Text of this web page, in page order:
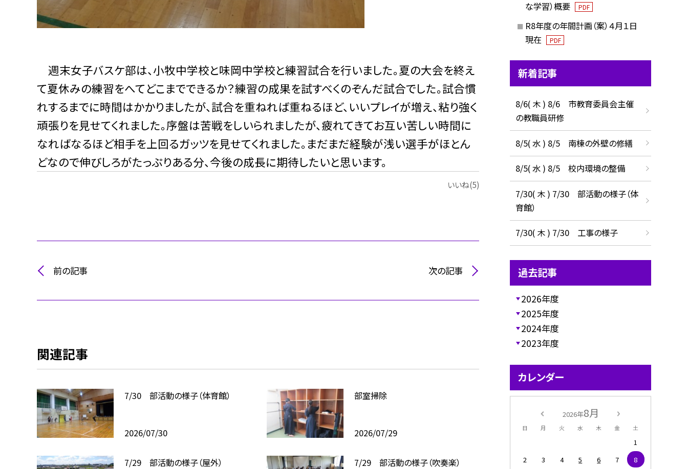
週末女子バスケ部は、小牧中学校と味岡中学校と練習試合を行いました。夏の大会を終え
て夏休みの練習をへてどこまでできるか？練習の成果を試すべくのぞんだ試合でした。試合慣
れするまでに時間はかかりましたが、試合を重ねれば重ねるほど、いいプレイが増え、粘り強く
頑張りを見せてくれました。序盤は苦戦をしいられましたが、疲れてきてお互い苦しい時間に
なればなるほど相手を上回るガッツを見せてくれました。まだまだ経験が浅い選手がほとん
どなので伸びしろがたっぷりある分、今後の成長に期待したいと思います。
いいね(5)
前の記事 次の記事
関連記事
7/30 部活動の様子（体育館）
2026/07/30
部室掃除
2026/07/29
7/29 部活動の様子（屋外） 7/29 部活動の様子（吹奏楽）
な学習）概要
PDF
R8年度の年間計画（案）４月１日
現在
PDF
新着記事
8/6( 木 ) 8/6 市教育委員会主催
の教職員研修
8/5( 水 ) 8/5 南棟の外壁の修繕
8/5( 水 ) 8/5 校内環境の整備
7/30( 木 ) 7/30 部活動の様子（体
育館）
7/30( 木 ) 7/30 工事の様子
過去記事
2026年度
2025年度
2024年度
2023年度
カレンダー
2026年8月
日 月 火 水 木 金 土
1
2
3 4 5 6 7
8